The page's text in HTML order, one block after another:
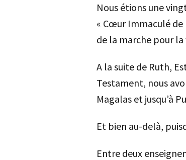
Nous étions une
« Cœur Immaculé de
de la marche pour la
A la suite de Ruth,
Testament, nous
Magalas et jusqu’à
Et bien au-delà,
Entre deux